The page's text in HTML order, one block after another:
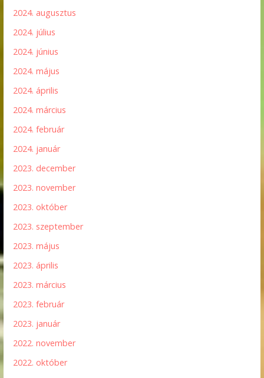
2024. augusztus
2024. július
2024. június
2024. május
2024. április
2024. március
2024. február
2024. január
2023. december
2023. november
2023. október
2023. szeptember
2023. május
2023. április
2023. március
2023. február
2023. január
2022. november
2022. október